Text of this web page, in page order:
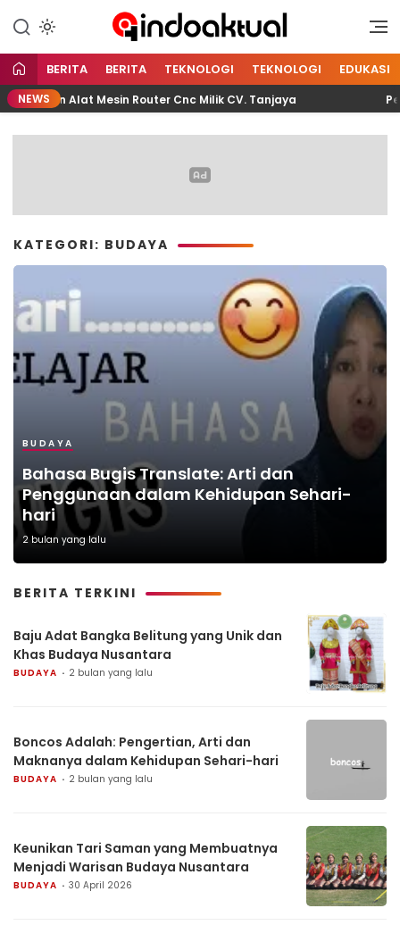
Indoaktual
Indonesia Aktual
BERITA BERITA TEKNOLOGI TEKNOLOGI EDUKASI
NEWSAlat Mesin Router Cnc Milik CV. Tanjaya
KATEGORI: BUDAYA
BUDAYA
Bahasa Bugis Translate: Arti dan
Penggunaan dalam Kehidupan Sehari-
hari
2 bulan yang lalu
BERITA TERKINI
Baju Adat Bangka Belitung yang Unik dan
Khas Budaya Nusantara
BUDAYA 2 bulan yang lalu
Boncos Adalah: Pengertian, Arti dan
Maknanya dalam Kehidupan Sehari-hari
BUDAYA 2 bulan yang lalu
Keunikan Tari Saman yang Membuatnya
Menjadi Warisan Budaya Nusantara
BUDAYA 30 April 2026